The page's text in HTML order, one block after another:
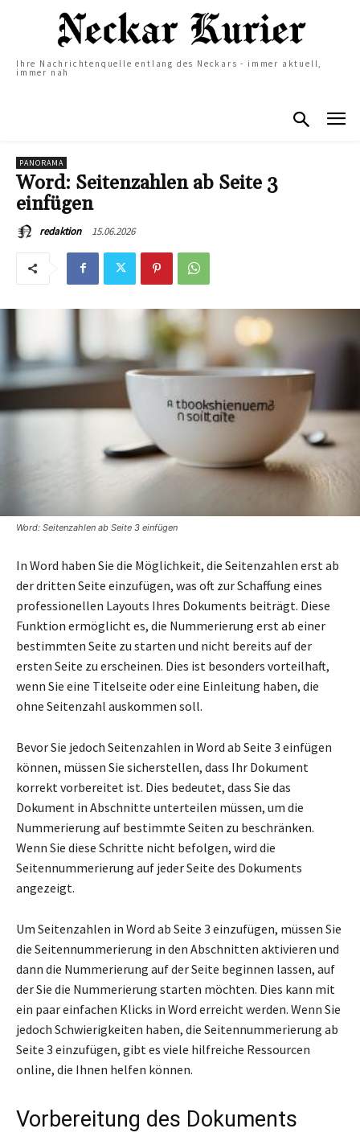
Ihre Nachrichtenquelle entlang des Neckars - immer aktuell,
immer nah
PANORAMA
Word: Seitenzahlen ab Seite 3
einfügen
redaktion 15.06.2026
Word: Seitenzahlen ab Seite 3 einfügen
In Word haben Sie die Möglichkeit, die Seitenzahlen erst ab
der dritten Seite einzufügen, was oft zur Schaffung eines
professionellen Layouts Ihres Dokuments beiträgt. Diese
Funktion ermöglicht es, die Nummerierung erst ab einer
bestimmten Seite zu starten und nicht bereits auf der
ersten Seite zu erscheinen. Dies ist besonders vorteilhaft,
wenn Sie eine Titelseite oder eine Einleitung haben, die
ohne Seitenzahl auskommen soll.
Bevor Sie jedoch Seitenzahlen in Word ab Seite 3 einfügen
können, müssen Sie sicherstellen, dass Ihr Dokument
korrekt vorbereitet ist. Dies bedeutet, dass Sie das
Dokument in Abschnitte unterteilen müssen, um die
Nummerierung auf bestimmte Seiten zu beschränken.
Wenn Sie diese Schritte nicht befolgen, wird die
Seitennummerierung auf jeder Seite des Dokuments
angezeigt.
Um Seitenzahlen in Word ab Seite 3 einzufügen, müssen Sie
die Seitennummerierung in den Abschnitten aktivieren und
dann die Nummerierung auf der Seite beginnen lassen, auf
der Sie die Nummerierung starten möchten. Dies kann mit
ein paar einfachen Klicks in Word erreicht werden. Wenn Sie
jedoch Schwierigkeiten haben, die Seitennummerierung ab
Seite 3 einzufügen, gibt es viele hilfreiche Ressourcen
online, die Ihnen helfen können.
Vorbereitung des Dokuments